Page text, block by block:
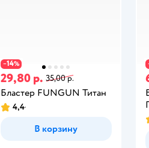
−14%
29,80 р. 35,00 р.
Бластер FUNGUN Титан
4,4
В корзину